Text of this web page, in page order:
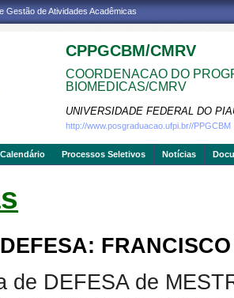
Gestão de Atividades Acadêmicas
CPPGCBM/CMRV
COORDENACAO DO
BIOMEDICAS/CMRV
UNIVERSIDADE FEDERAL DO
http://www.posgraduacao.ufpi.br//PPGCBM
Calendário Processos Seletivos Notícias
de DEFESA de